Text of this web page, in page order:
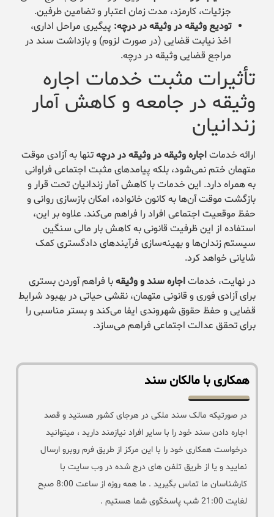
جزئیات، کارمزد، مدت زمان اعتبار و تضامین طرفین.
تودیع وثیقه در وثیقه در درچه: پیگیری مراحل اداری،
اخذ نیابت قضایی (در صورت لزوم) و بازداشت سند در
مراجع قضایی وثیقه در درچه.
تأثیرات مثبت خدمات اجاره
وثیقه در جامعه و کاهش آمار
زندانیان
ارائه خدماتاجاره وثیقه در وثیقه در درچهتنها به آزادی موقت
متهمان ختم نمی‌شود، بلکه پیامدهای مثبت اجتماعی فراوانی
به همراه دارد. این خدمات با کاهش آمار زندانیان تحت قرار و
بازگشت موقت آن‌ها به کانون خانواده، امکان بازسازی روانی و
حفظ موقعیت اجتماعی افراد را فراهم می‌کند. علاوه بر این،
استفاده از این ظرفیت قانونی به کاهش بار مالی سنگین
سیستم زندان‌ها و بهینه‌سازی فرآیندهای دادگستری کمک
شایانی خواهد کرد.
در نهایت، خدماتاجاره سند و وثیقهبا فراهم آوردن بستری
برای آزادی فوری و قانونی متهمان، نقشی حیاتی در بهبود شرایط
قضایی و حفظ حقوق شهروندی ایفا می‌کند و بستر مناسبی را
برای تحقق عدالت اجتماعی فراهم می‌سازد.
همکاری با مالکان سند
در صورتیکه مالک سند ملکی در هرجای کشور هستید و قصد
اجاره دادن سند خود را با سایر افراد نیازمند دارید ، میتوانید
درخواست همکاری خود را با این مرکز از طریق فرم روبرو ارسال
نمایید و یا از طریق تلفن های درج شده در وب سایت با
کارشناسان ما تماس بگیرید . ما همه روزه از ساعت 8:00 صبح
لغایت 21:00 شب پاسخگوی شما هستیم .